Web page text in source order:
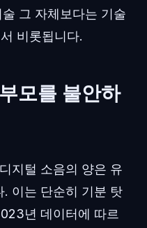
그 자체보다는 기술
비롯됩니다.
모를 불안하
지털 소음의 양은 유
이는 단순히 기분 탓
년 데이터에 따르